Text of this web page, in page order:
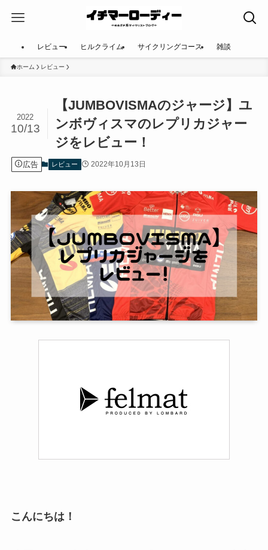
レビュー ヒルクライム サイクリングコース 雑談
ホーム レビュー
【JUMBOVISMAのジャージ】ユ
ンボヴィスマのレプリカジャー
ジをレビュー！
2022
10/13
広告 レビュー 2022年10月13日
こんにちは！